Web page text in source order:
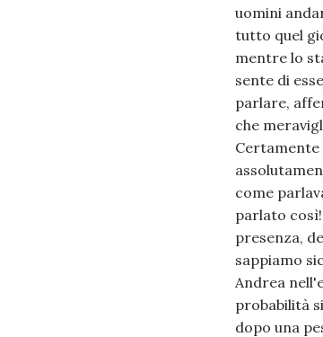
uomini
tutto quel
mentre lo
sente di
parlare,
che
Certamente
come
parlato
presenza,
sappiamo
Andrea
probabilità
dopo una